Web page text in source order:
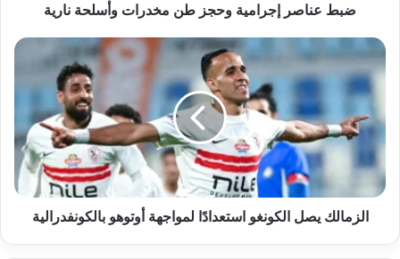
ضبط عناصر إجرامية وحجز طن مخدرات وأسلحة نارية
الزمالك
يصل
الكونغو
استعدادًا
لمواجهة
أوتوهو
الزمالك يصل الكونغو استعدادًا لمواجهة أوتوهو بالكونفدرالية